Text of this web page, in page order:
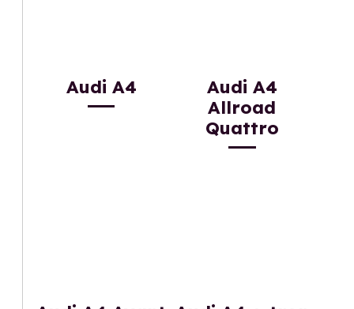
Audi A4
Audi A4
Allroad
Quattro